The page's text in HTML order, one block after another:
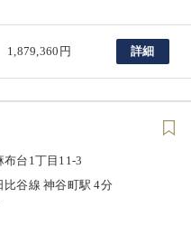
1,879,360円 詳細
布台1丁目11-3
比谷線 神谷町駅 4分